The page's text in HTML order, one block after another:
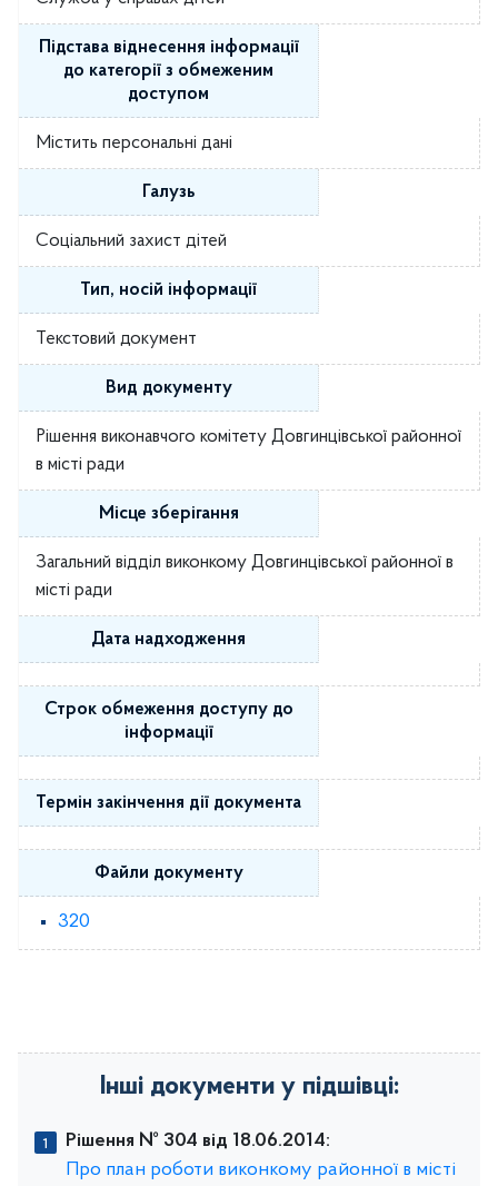
Підстава віднесення інформації
до категорії з обмеженим
доступом
Містить персональні дані
Галузь
Соціальний захист дітей
Тип, носій інформації
Текстовий документ
Вид документу
Рішення виконавчого комітету Довгинцівської районної
в місті ради
Місце зберігання
Загальний відділ виконкому Довгинцівської районної в
місті ради
Дата надходження
Строк обмеження доступу до
інформації
Термін закінчення дії документа
Файли документу
320
Інші документи у підшівці:
Рішення № 304 від 18.06.2014:
Про план роботи виконкому районної в місті